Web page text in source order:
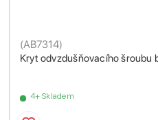
Kryt odvzdušňovacího šroubu
(AB7314)
4+ Skladem